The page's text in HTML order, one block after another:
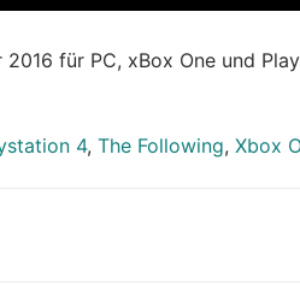
für PC, xBox One und
4, The Following, Xbox